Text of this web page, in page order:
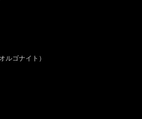
越しから胸キュンな香りが漂っていました♪
ルゴナイト）